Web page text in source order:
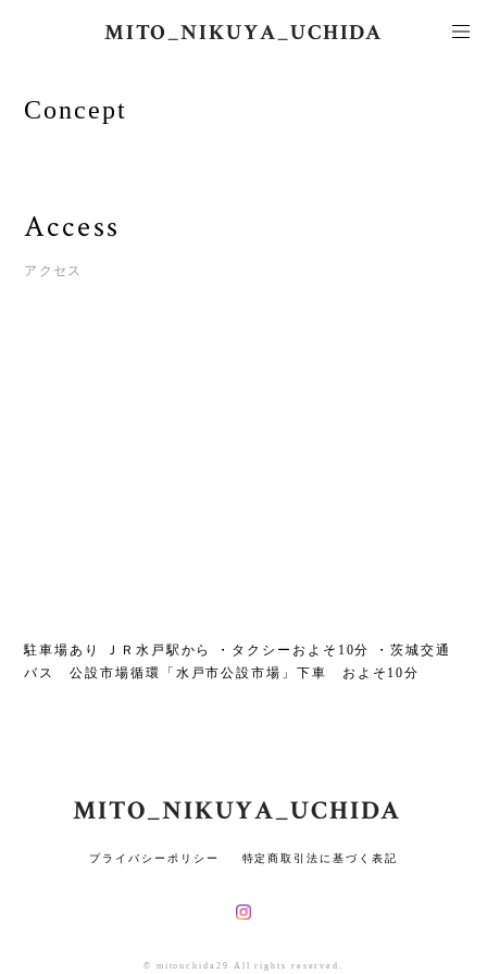
MITO_NIKUYA_UCHIDA
Concept
Access
アクセス
駐車場あり ＪＲ水戸駅から ・タクシーおよそ10分 ・茨城交通
バス 公設市場循環「水戸市公設市場」下車 およそ10分
MITO_NIKUYA_UCHIDA
プライバシーポリシー 特定商取引法に基づく表記
© mitouchida29 All rights reserved.